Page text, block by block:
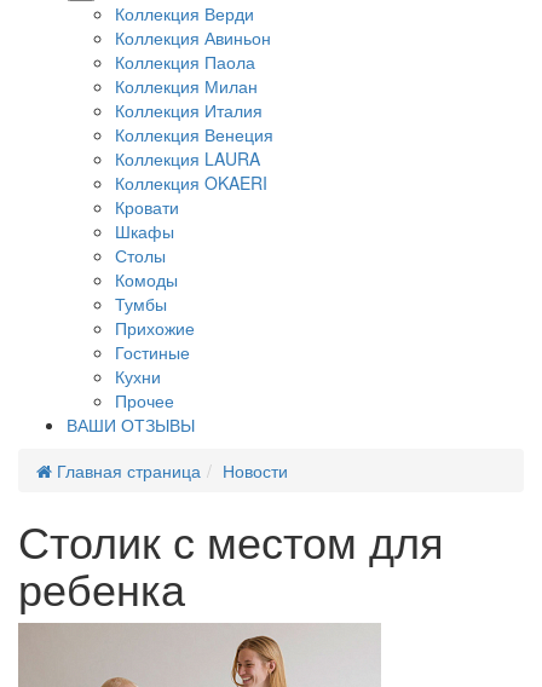
Коллекция Верди
Коллекция Авиньон
Коллекция Паола
Коллекция Милан
Коллекция Италия
Коллекция Венеция
Коллекция LAURA
Коллекция OKAERI
Кровати
Шкафы
Столы
Комоды
Тумбы
Прихожие
Гостиные
Кухни
Прочее
ВАШИ ОТЗЫВЫ
Главная страница
Новости
Столик с местом для
ребенка